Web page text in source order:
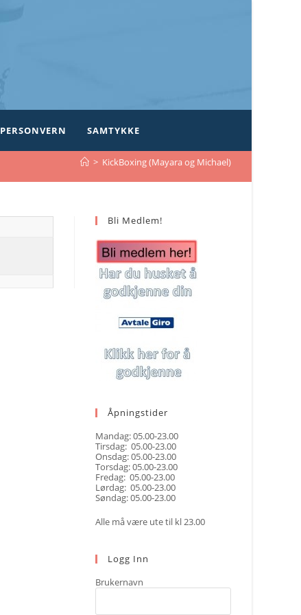
PERSONVERN SAMTYKKE
> KickBoxing (Mayara og Michael)
Bli Medlem!
Åpningstider
Mandag: 05.00-23.00
Tirsdag: 05.00-23.00
Onsdag: 05.00-23.00
Torsdag: 05.00-23.00
Fredag: 05.00-23.00
Lørdag: 05.00-23.00
Søndag: 05.00-23.00
Alle må være ute til kl 23.00
Logg Inn
Brukernavn